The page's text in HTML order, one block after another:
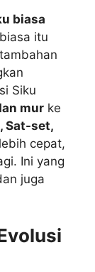
biasa
itu
Siku
mur ke
Sat-set,
cepat,
Ini yang
juga